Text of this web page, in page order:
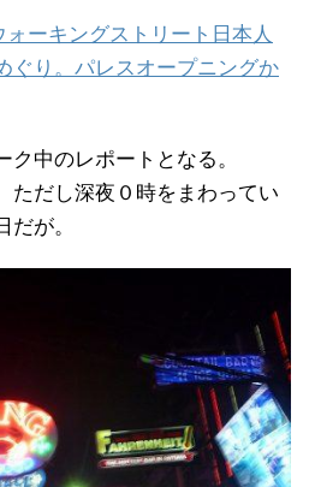
ォーキングストリート日本人
ぐり。パレスオープニングか
中のレポートとなる。
ただし深夜０時をまわってい
が。